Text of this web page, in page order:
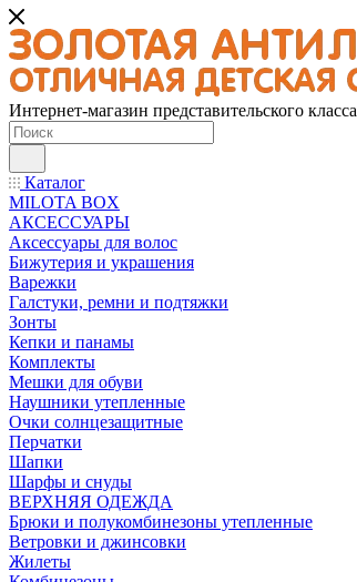
Интернет-магазин представительского класса
Каталог
MILOTA BOX
АКСЕССУАРЫ
Аксессуары для волос
Бижутерия и украшения
Варежки
Галстуки, ремни и подтяжки
Зонты
Кепки и панамы
Комплекты
Мешки для обуви
Наушники утепленные
Очки солнцезащитные
Перчатки
Шапки
Шарфы и снуды
ВЕРХНЯЯ ОДЕЖДА
Брюки и полукомбинезоны утепленные
Ветровки и джинсовки
Жилеты